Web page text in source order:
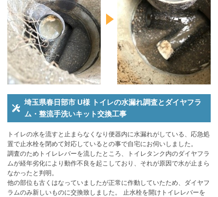
埼玉県春日部市 U様 トイレの水漏れ調査とダイヤフラ
ム・整流手洗いキット交換工事
トイレの水を流すと止まらなくなり便器内に水漏れがしている、応急処
置で止水栓を閉めて対応しているとの事で自宅にお伺いしました。
調査のためトイレレバーを流したところ、トイレタンク内のダイヤフラ
ムが経年劣化により動作不良を起こしており、それが原因で水が止まら
なかったと判明。
他の部位も古くはなっていましたが正常に作動していたため、ダイヤフ
ラムのみ新しいものに交換致しました。 止水栓を開けトイレレバーを